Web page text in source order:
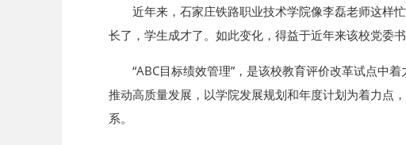
近年来，石家庄铁路职业技术学院像李磊老师这样
长了，学生成才了。如此变化，得益于近年来该校党委
“ABC目标绩效管理”，是该校教育评价改革试点中
推动高质量发展，以学院发展规划和年度计划为着力点
系。